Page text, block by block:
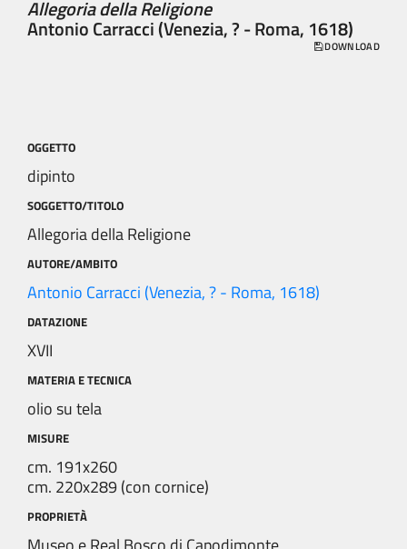
Allegoria della Religione
Antonio Carracci (Venezia, ? - Roma, 1618)
DOWNLOAD
OGGETTO
dipinto
SOGGETTO/TITOLO
Allegoria della Religione
AUTORE/AMBITO
Antonio Carracci (Venezia, ? - Roma, 1618)
DATAZIONE
XVII
MATERIA E TECNICA
olio su tela
MISURE
cm. 191x260
cm. 220x289 (con cornice)
PROPRIETÀ